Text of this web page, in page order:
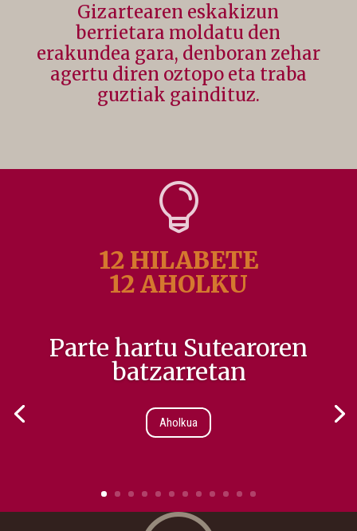
Gizartearen eskakizun
berrietara moldatu den
erakundea gara, denboran zehar
agertu diren oztopo eta traba
guztiak gaindituz.

12 HILABETE
12 AHOLKU
Parte hartu Sutearoren
batzarretan
Aholkua